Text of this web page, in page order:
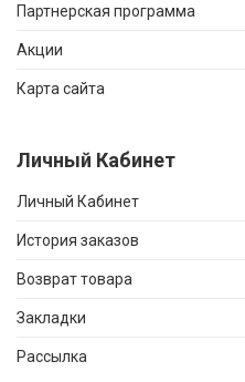
Партнерская программа
Акции
Карта сайта
Личный Кабинет
Личный Кабинет
История заказов
Возврат товара
Закладки
Рассылка